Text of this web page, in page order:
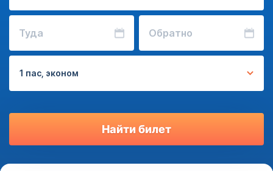
Туда Обратно
1 пас, эконом
Найти билет